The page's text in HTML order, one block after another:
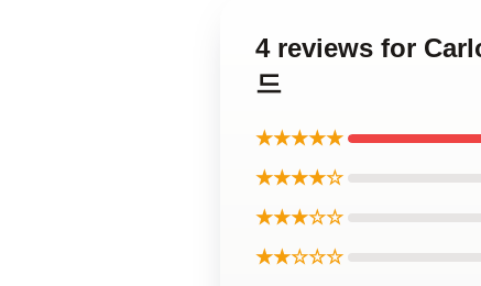
4 reviews for
드
★★★★★
★★★★☆
★★★☆☆
★★☆☆☆